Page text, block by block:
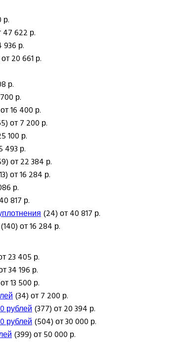
р.
47 622 р.
936 р.
20 661 р.
р.
р.
16 400 р.
от 7 200 р.
100 р.
493 р.
от 22 384 р.
от 16 284 р.
р.
817 р.
(24) от 40 817 р.
(140) от 16 284 р.
23 405 р.
34 196 р.
13 500 р.
(34) от 7 200 р.
рублей(377) от 20 394 р.
рублей(504) от 30 000 р.
(399) от 50 000 р.